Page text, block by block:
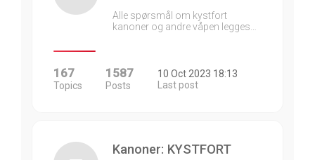
Alle spørsmål om kystfort
kanoner og andre våpen legges…
167
Topics
1587
Posts
10 Oct 2023 18:13
Last post
Kanoner: KYSTFORT